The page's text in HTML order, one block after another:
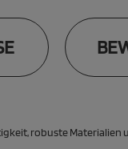
robuste Materialien